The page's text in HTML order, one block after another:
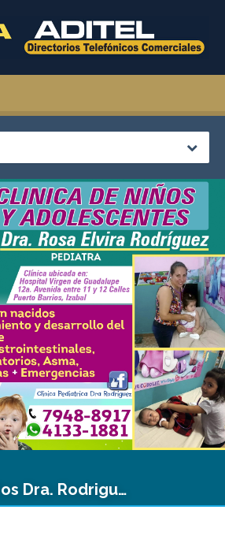
Clínica de Niños Dra. Rodriguez